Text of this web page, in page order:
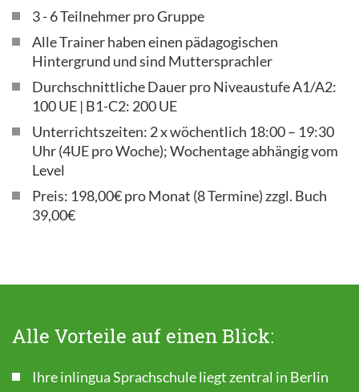
3 - 6 Teilnehmer pro Gruppe
Alle Trainer haben einen pädagogischen
Hintergrund und sind Muttersprachler
Durchschnittliche Dauer pro Niveaustufe A1/A2:
100 UE | B1-C2: 200 UE
Unterrichtszeiten: 2 x wöchentlich 18:00 – 19:30
Uhr (4UE pro Woche); Wochentage abhängig vom
Level
Preis: 198,00€ pro Monat (8 Termine) zzgl. Buch
39,00€
Alle Vorteile auf einen Blick:
Ihre inlingua Sprachschule liegt zentral in Berlin